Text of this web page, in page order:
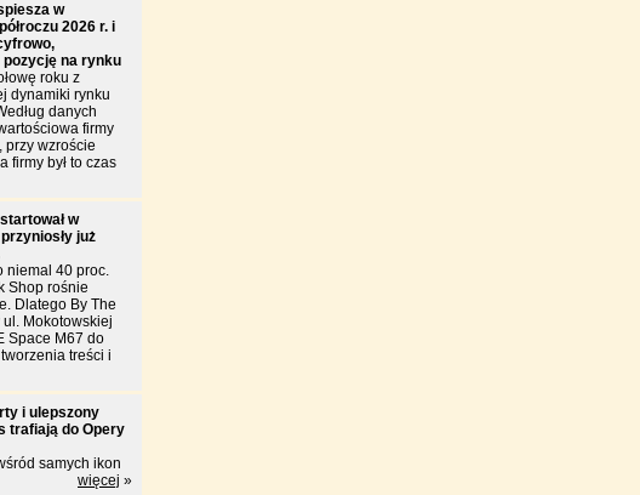
w
2026 r. i
na rynku
roku z
dynamiki rynku
danych
firmy
przy wzroście
firmy był to czas
w
już
niemal 40 proc.
Shop rośnie
Dlatego By The
Mokotowskiej
Space M67 do
treści i
i ulepszony
trafiają do Opery
samych ikon
więcej »